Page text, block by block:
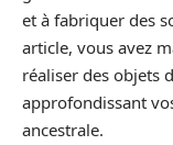
et à fabriquer des
article, vous avez
réaliser des objets
approfondissant
ancestrale.